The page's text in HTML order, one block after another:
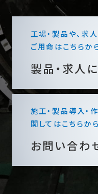
工場・製品や、求
ご用命はこちらか
製品・求人
施工・製品導入・
関してはこちらから
お問い合わ